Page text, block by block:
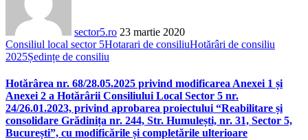
sector5.ro 23 martie 2020
Consiliul local sector 5Hotarari de consiliuHotărâri de consiliu
2025Ședințe de consiliu
Hotărârea nr. 68/28.05.2025 privind modificarea Anexei 1 și
Anexei 2 a Hotărârii Consiliului Local Sector 5 nr.
24/26.01.2023, privind aprobarea proiectului “Reabilitare și
consolidare Grădinița nr. 244, Str. Humulești, nr. 31, Sector 5,
București”, cu modificările și completările ulterioare